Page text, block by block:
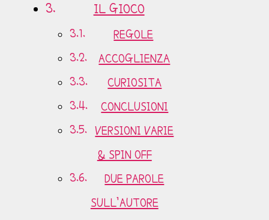
IL GIOCO
REGOLE
ACCOGLIENZA
CURIOSITA
CONCLUSIONI
VERSIONI VARIE
& SPIN OFF
DUE PAROLE
SULL’AUTORE